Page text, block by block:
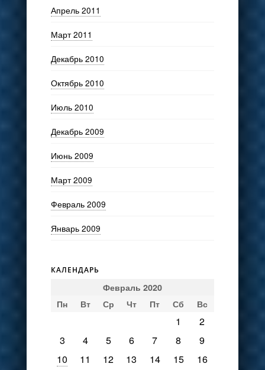
Апрель 2011
Март 2011
Декабрь 2010
Октябрь 2010
Июль 2010
Декабрь 2009
Июнь 2009
Март 2009
Февраль 2009
Январь 2009
КАЛЕНДАРЬ
Февраль 2020
Пн
Вт Ср Чт Пт Сб Вс
1
2
3
4 5 6 7 8
9
10
11 12 13 14 15
16